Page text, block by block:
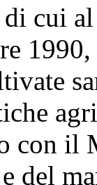
cui
con il
del